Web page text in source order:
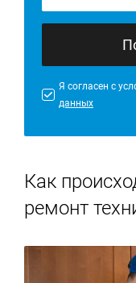
Я согласен с
данных
Как
ремонт